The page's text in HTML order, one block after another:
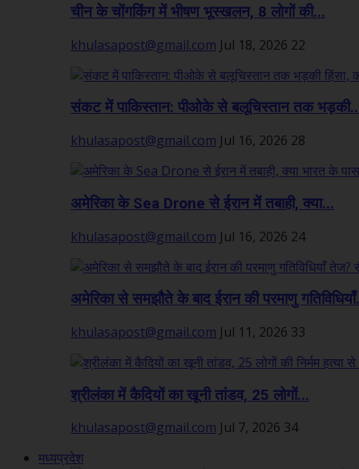
चीन के चोंगकिंग में भीषण भूस्खलन, 8 लोगों की...
khulasapost@gmail.com Jul 18, 2026 22
संकट में पाकिस्तान: पीओके से बलूचिस्तान तक
khulasapost@gmail.com Jul 16, 2026 28
अमेरिका के Sea Drone से ईरान में तबाही, क्या...
khulasapost@gmail.com Jul 16, 2026 24
अमेरिका से समझौते के बाद ईरान की परमाणु
khulasapost@gmail.com Jul 11, 2026 33
श्रीलंका में कैदियों का खूनी तांडव, 25 लोगों...
khulasapost@gmail.com Jul 7, 2026 34
मध्यप्रदेश